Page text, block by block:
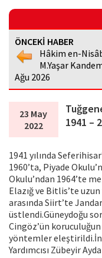
ÖNCEKİ HABER
Hâkim en-
M.Yaşar
Ağu 2026
23 May
2022
1941 –
1941 yılında
1960’ta, Piyade
Okulu’ndan 1964’te
Elazığ ve Bitlis’te uzun
arasında Siirt’te
üstlendi.Güneydoğu
Cingöz’ün koruculuğun
yöntemler
Yardımcısı Zübeyir